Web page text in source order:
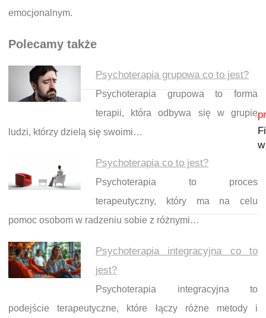
emocjonalnym.
Polecamy także
Psychoterapia grupowa co to jest?
Psychoterapia grupowa to forma
terapii, która odbywa się w grupie
ludzi, którzy dzielą się swoimi…
Psychoterapia co to jest?
Psychoterapia to proces
terapeutyczny, który ma na celu
pomoc osobom w radzeniu sobie z różnymi…
Psychoterapia integracyjna co to
jest?
Psychoterapia integracyjna to
podejście terapeutyczne, które łączy różne metody i
Nawigacja wpisu